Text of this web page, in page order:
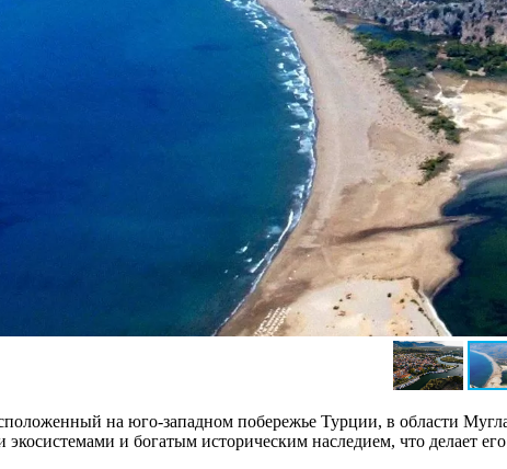
на юго-западном побережье Турции, в области
и богатым историческим наследием, что делает